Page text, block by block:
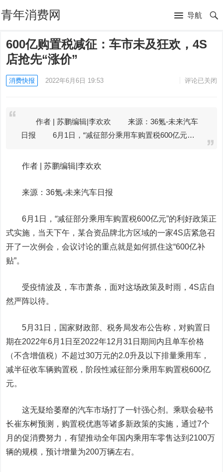
青年消费网 导航
600亿购置税减征：车市未及狂欢，4S
店抢先“涨价”
消费快报 2022年6月6日 19:53 评论已关闭
作者 | 苏鹏编辑|李欢欢 来源：36氪-未来汽车
日报 6月1日，“减征部分乘用车购置税600亿元…
作者 | 苏鹏编辑|李欢欢
来源：36氪-未来汽车日报
6月1日，“减征部分乘用车购置税600亿元”的利好政策正
式实施，当天下午，某合资品牌北方区域的一家4S店紧急召
开了一次例会，会议讨论的重点就是如何抓住这“600亿补
贴”。
受疫情波及，车市萧条，面对这场政策及时雨，4S店自
然严阵以待。
5月31日，国家财政部、税务局发布公告称，对购置日
期在2022年6月1日至2022年12月31日期间内且单车价格
（不含增值税）不超过30万元的2.0升及以下排量乘用车，
减半征收车辆购置税，阶段性减征部分乘用车购置税600亿
元。
这无疑给萎靡的汽车市场打了一针强心剂。乘联会秘书
长崔东树预测，购置税优惠等诸多新政策的实施，通过7个
月的促消费努力，有望推动全年国内乘用车零售达到2100万
辆的规模，预计增量为200万辆左右。